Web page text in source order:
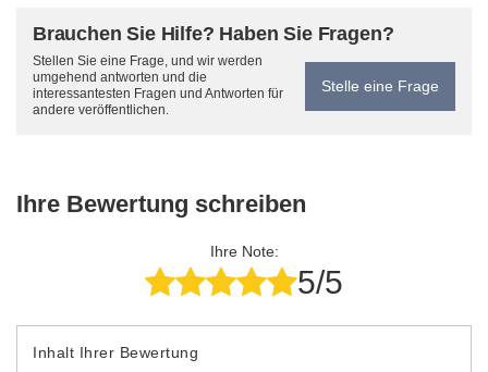
Brauchen Sie Hilfe? Haben Sie Fragen?
Stellen Sie eine Frage, und wir werden
umgehend antworten und die
interessantesten Fragen und Antworten für
andere veröffentlichen.
Stelle eine Frage
Ihre Bewertung schreiben
Ihre Note:
5/5
Inhalt Ihrer Bewertung